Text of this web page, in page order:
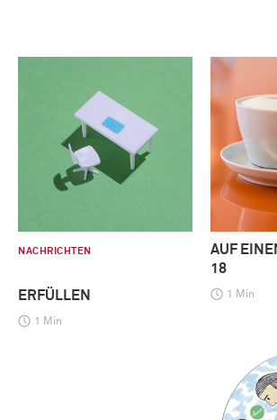
NACHRICHTEN
ERFÜLLEN
1 Min
AUF
18
1 Min